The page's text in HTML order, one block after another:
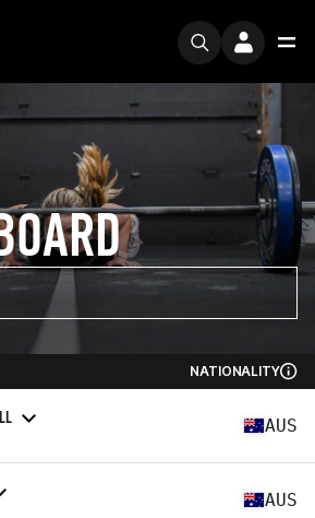
NATIONALITY
AUS
AUS